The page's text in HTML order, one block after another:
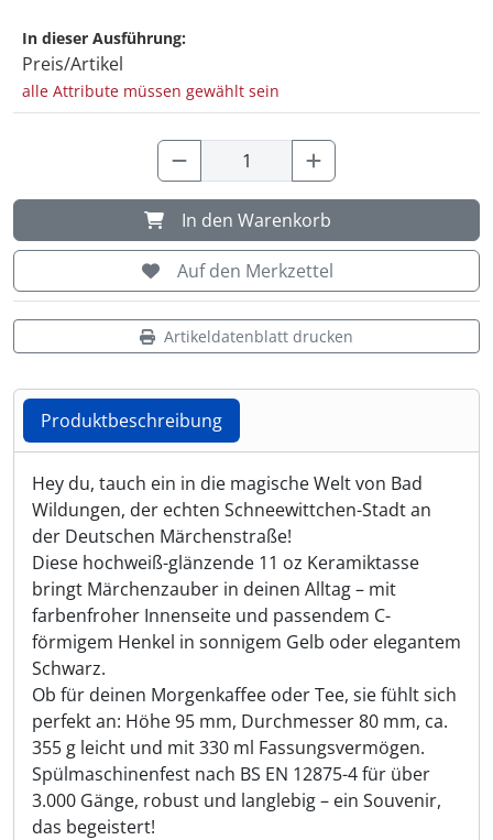
In dieser Ausführung:
Preis/Artikel
alle Attribute müssen gewählt sein
In den Warenkorb
Auf den Merkzettel
Artikeldatenblatt drucken
Produktbeschreibung
Produktbeschreibung
Hey du, tauch ein in die magische Welt von Bad
Wildungen, der echten Schneewittchen-Stadt an
der Deutschen Märchenstraße!
Diese hochweiß-glänzende 11 oz Keramiktasse
bringt Märchenzauber in deinen Alltag – mit
farbenfroher Innenseite und passendem C-
förmigem Henkel in sonnigem Gelb oder elegantem
Schwarz.
Ob für deinen Morgenkaffee oder Tee, sie fühlt sich
perfekt an: Höhe 95 mm, Durchmesser 80 mm, ca.
355 g leicht und mit 330 ml Fassungsvermögen.
Spülmaschinenfest nach BS EN 12875-4 für über
3.000 Gänge, robust und langlebig – ein Souvenir,
das begeistert!
Shisha & Raucherbedarf
Steampunk (28)
Trinkflaschen & -schläuche
Trinkhörner, Halter & Ständer (15)
Trommeln, Klagschalen & Musikinstrumente
Truhen & Kisten (30)
Umhängetaschen (56)